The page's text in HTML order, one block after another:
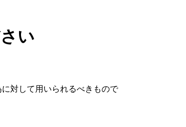
い
対して用いられるべきもので